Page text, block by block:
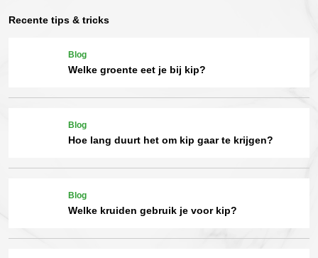
Recente tips & tricks
Blog
Welke groente eet je bij kip?
Blog
Hoe lang duurt het om kip gaar te krijgen?
Blog
Welke kruiden gebruik je voor kip?